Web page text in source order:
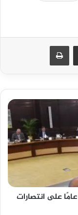
مشاركة عبر البريد طباعة
عملات تذكارية بمناسبة ذكري مرور 50 عامًا على انتصارات